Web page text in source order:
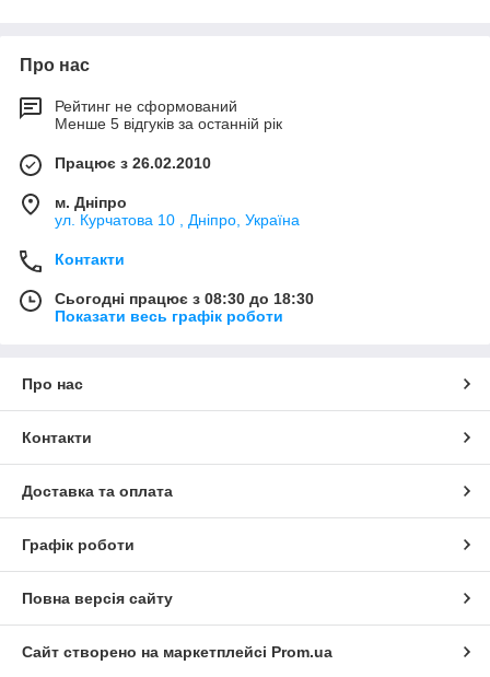
Про нас
Рейтинг не сформований
Менше 5 відгуків за останній рік
Працює з 26.02.2010
м. Дніпро
ул. Курчатова 10 , Дніпро, Україна
Контакти
Сьогодні працює з 08:30 до 18:30
Показати весь графік роботи
Про нас
Контакти
Доставка та оплата
Графік роботи
Повна версія сайту
Сайт створено на маркетплейсі Prom.ua